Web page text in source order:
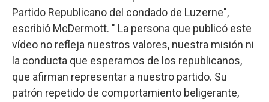
Partido Republicano del condado de Luzerne",
escribió McDermott. " La persona que publicó este
vídeo no refleja nuestros valores, nuestra misión ni
la conducta que esperamos de los republicanos,
que afirman representar a nuestro partido. Su
patrón repetido de comportamiento beligerante,